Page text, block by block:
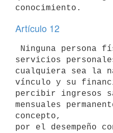
Artículo 12
servicios
cualquiera sea la
vínculo y su
percibir ingresos
mensuales
concepto,
por el desempeño